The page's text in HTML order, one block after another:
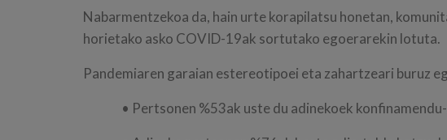
Nabarmentzekoa da, hain urte korapilatsu honetan,
horietako asko COVID-19ak sortutako egoerarekin lotuta.
Pandemiaren garaian estereotipoei eta zahartzeari buruz
• Pertsonen %53ak uste du adinekoek